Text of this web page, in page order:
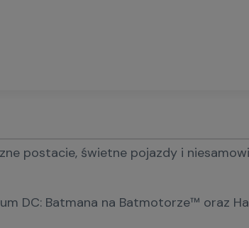
postacie, świetne pojazdy i
DC: Batmana na Batmotorze™ oraz